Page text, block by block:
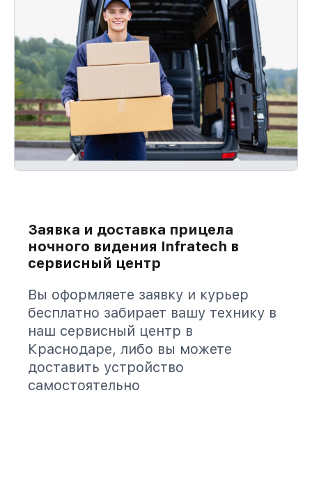
Заявка и доставка прицела
ночного видения Infratech в
сервисный центр
Вы оформляете заявку и курьер
бесплатно забирает вашу технику в
наш сервисный центр в
Краснодаре, либо вы можете
доставить устройство
самостоятельно